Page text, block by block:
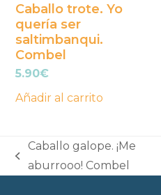
Caballo trote. Yo
quería ser
saltimbanqui.
Combel
5.90€
Añadir al carrito
previous
Caballo galope. ¡Me
aburrooo! Combel